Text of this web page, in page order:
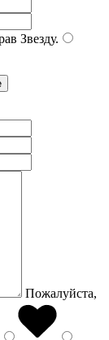
Звезду.
Пожалуйста,